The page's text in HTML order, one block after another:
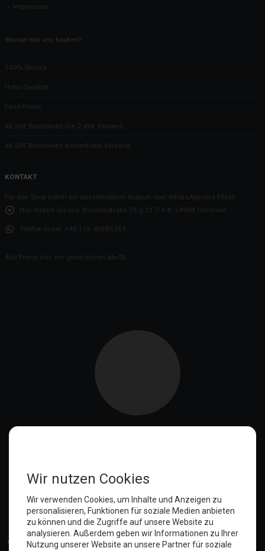
Impressum
Warum bei uns kaufen?
100% Service
Hohe Qualität
Faire Preise
ab 20€ Bestellwert nur 2,49€ Versand
ab 50€ Bestellwert kostenfreier Versand
KONTAKT
Für den Shop bieten wir ausschließlich Support über WhatsApp und EMail
Hier findest Du uns:
Bundesstraße 76 (L317) 6-8, 24988 Oeversee
Telefon Hotel: +49 176 46585369
Alle Preise inkl. der gesetzlichen MwSt.
Anmelden